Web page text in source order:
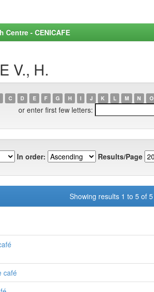
- CENICAFE
V., H.
C D E F G H I J K L M N O
or enter first few letters:
In order: Results/Page
Showing results 1 to 5 of 5
café